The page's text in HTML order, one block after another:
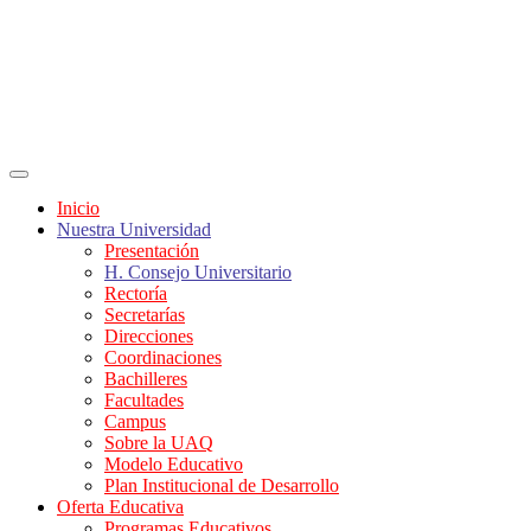
Inicio
Nuestra Universidad
Presentación
H. Consejo Universitario
Rectoría
Secretarías
Direcciones
Coordinaciones
Bachilleres
Facultades
Campus
Sobre la UAQ
Modelo Educativo
Plan Institucional de Desarrollo
Oferta Educativa